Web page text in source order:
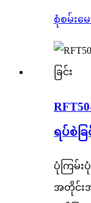
စုံစမ်းမေ
ရပ်စဲခြ
ပုံကြမ်
အတိုင်းအ